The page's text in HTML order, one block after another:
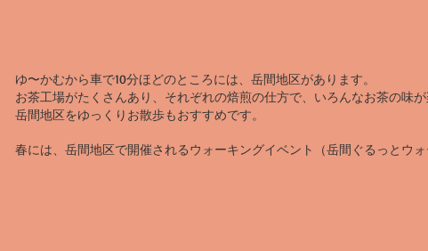
ゆ〜かむから車で10分ほどのところには、岳間地区があります。
お茶工場がたくさんあり、それぞれの焙煎の仕方で、いろんなお茶の味が
岳間地区をゆっくりお散歩もおすすめです。
春には、岳間地区で開催されるウォーキングイベント（岳間ぐるっとウォ